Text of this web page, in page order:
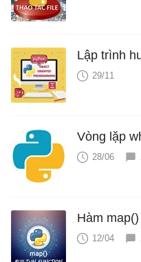
Lập trình
29/11
Vòng lặp
28/06
Hàm
12/04